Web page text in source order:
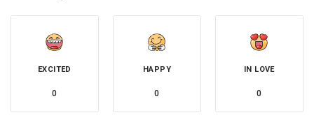
EXCITED
0
HAPPY
0
IN LOVE
0